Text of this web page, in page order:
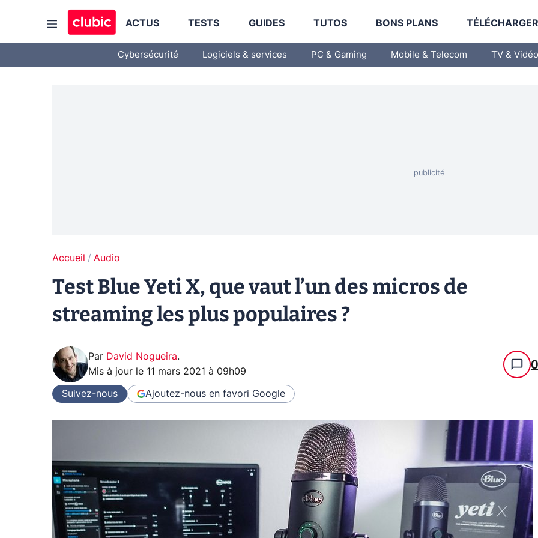
ACTUS TESTS GUIDES TUTOS BONS PLANS
Cybersécurité Logiciels & services PC & Gaming Mobile & Telecom TV & Vidéo
Accueil Audio
Test Blue Yeti X, que vaut l’un des micros de
streaming les plus populaires ?
Par David Nogueira.
Mis à jour le 11 mars 2021 à 09h09 0
Suivez-nous Ajoutez-nous en favori Google